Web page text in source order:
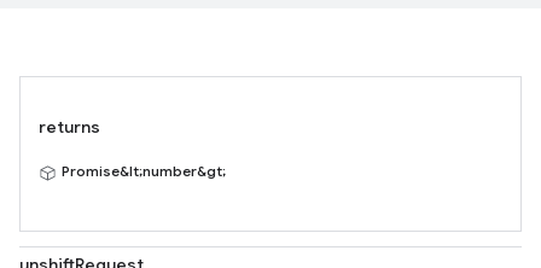
returns
Promise&lt;number&gt;